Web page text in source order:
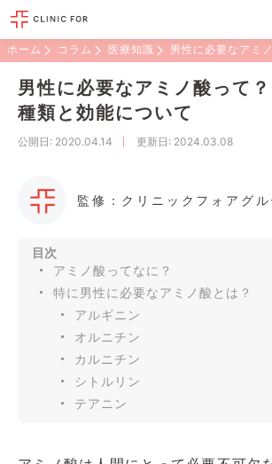
ホーム コラム 医療知識 男性に必要なアミ
男性に必要なアミノ酸って
種類と効能について
公開日 : 2020.04.14 更新日 : 2024.03.08
監修：クリニックフォアグル
目次
アミノ酸ってなに？
特に男性に必要なアミノ酸とは？
アルギニン
オルニチン
カルニチン
シトルリン
テアニン